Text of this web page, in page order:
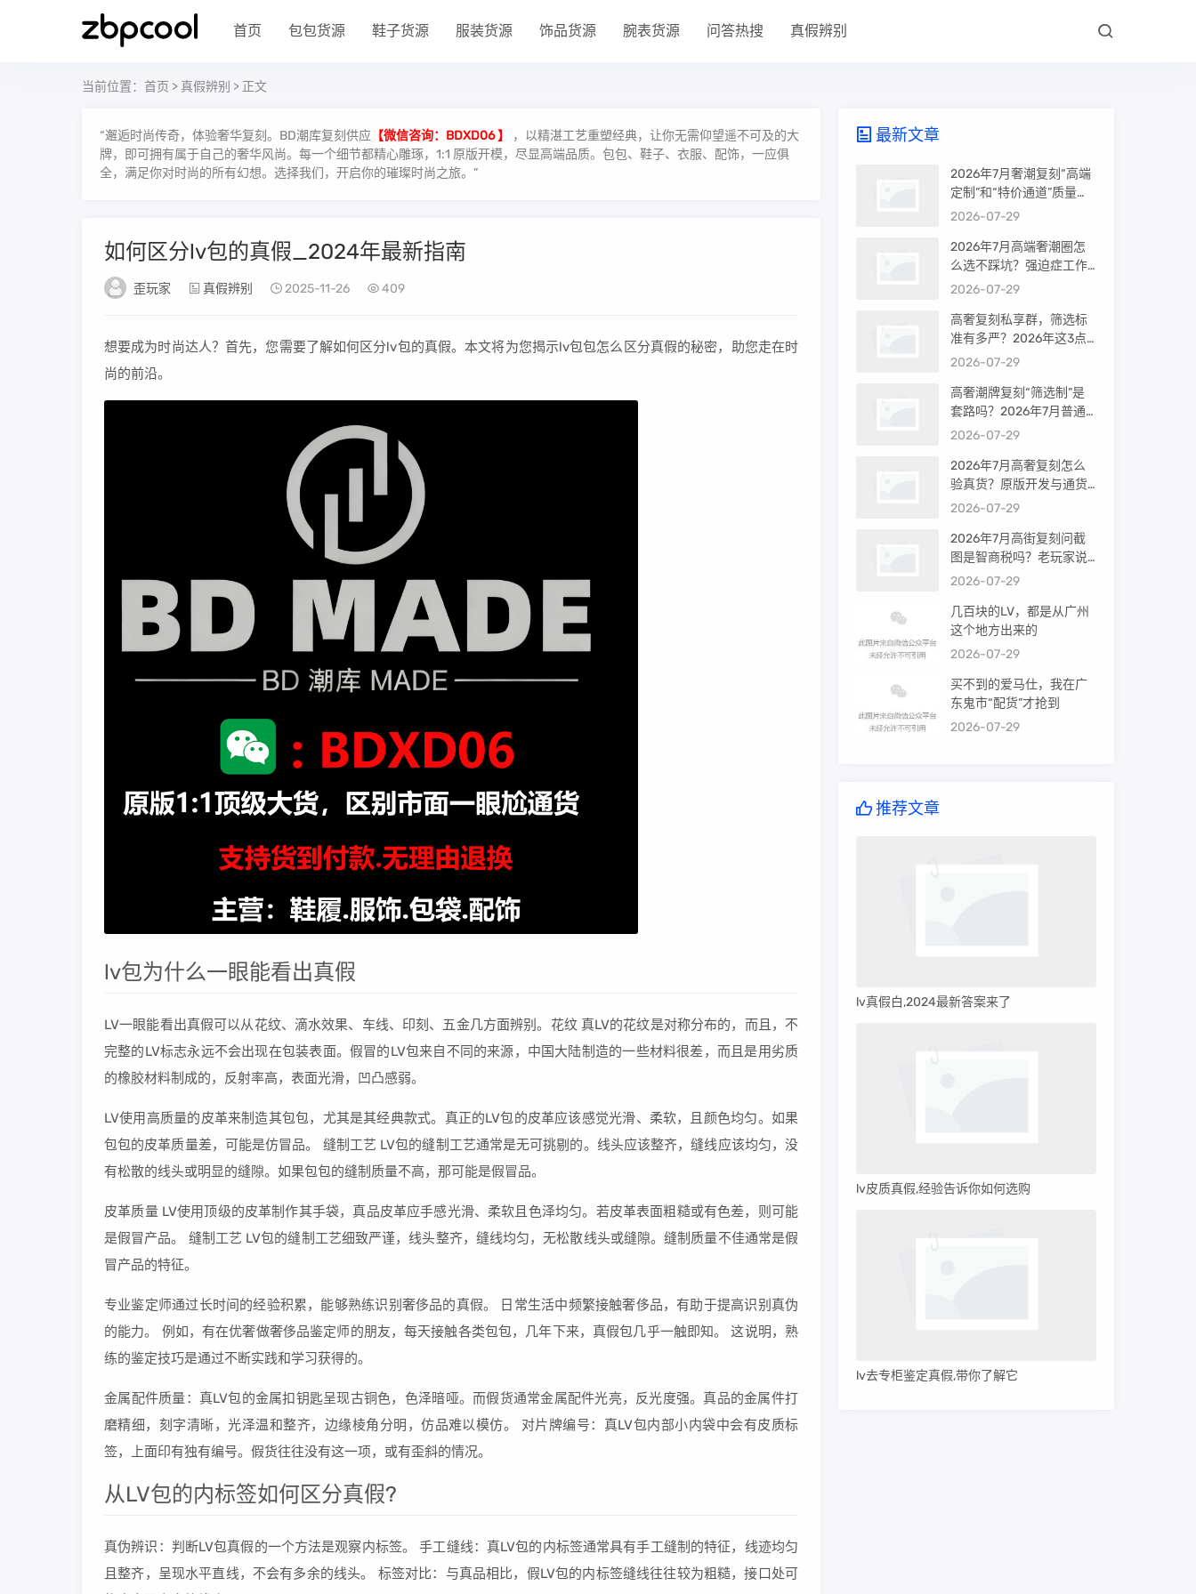
首页 包包货源 鞋子货源 服装货源 饰品货源 腕表货源 问答热搜 真假辨别
当前位置： 首页 > 真假辨别 > 正文
“邂逅时尚传奇，体验奢华复刻。BD潮库复刻供应 【微信咨询：BDXD06 】
，以精湛工艺重塑经典，让你无需仰望遥不可及的大
牌，即可拥有属于自己的奢华风尚。每一个细节都精心雕琢，1:1 原版开模，尽显高端品质。包包、鞋子、衣服、配饰，一应俱
全，满足你对时尚的所有幻想。选择我们，开启你的璀璨时尚之旅。”
如何区分lv包的真假_2024年最新指南
歪玩家 真假辨别 2025-11-26 409
想要成为时尚达人？首先，您需要了解如何区分lv包的真假。本文将为您揭示lv包包怎么区分真假的秘密，助您走在时
尚的前沿。
lv包为什么一眼能看出真假
LV一眼能看出真假可以从花纹、滴水效果、车线、印刻、五金几方面辨别。花纹 真LV的花纹是对称分布的，而且，不
完整的LV标志永远不会出现在包装表面。假冒的LV包来自不同的来源，中国大陆制造的一些材料很差，而且是用劣质
的橡胶材料制成的，反射率高，表面光滑，凹凸感弱。
LV使用高质量的皮革来制造其包包，尤其是其经典款式。真正的LV包的皮革应该感觉光滑、柔软，且颜色均匀。如果
包包的皮革质量差，可能是仿冒品。 缝制工艺 LV包的缝制工艺通常是无可挑剔的。线头应该整齐，缝线应该均匀，没
有松散的线头或明显的缝隙。如果包包的缝制质量不高，那可能是假冒品。
皮革质量 LV使用顶级的皮革制作其手袋，真品皮革应手感光滑、柔软且色泽均匀。若皮革表面粗糙或有色差，则可能
是假冒产品。 缝制工艺 LV包的缝制工艺细致严谨，线头整齐，缝线均匀，无松散线头或缝隙。缝制质量不佳通常是假
冒产品的特征。
专业鉴定师通过长时间的经验积累，能够熟练识别奢侈品的真假。 日常生活中频繁接触奢侈品，有助于提高识别真伪
的能力。 例如，有在优奢做奢侈品鉴定师的朋友，每天接触各类包包，几年下来，真假包几乎一触即知。 这说明，熟
练的鉴定技巧是通过不断实践和学习获得的。
金属配件质量：真LV包的金属扣钥匙呈现古铜色，色泽暗哑。而假货通常金属配件光亮，反光度强。真品的金属件打
磨精细，刻字清晰，光泽温和整齐，边缘棱角分明，仿品难以模仿。 对片牌编号：真LV包内部小内袋中会有皮质标
签，上面印有独有编号。假货往往没有这一项，或有歪斜的情况。
从LV包的内标签如何区分真假?
真伪辨识：判断LV包真假的一个方法是观察内标签。 手工缝线：真LV包的内标签通常具有手工缝制的特征，线迹均匀
且整齐，呈现水平直线，不会有多余的线头。 标签对比：与真品相比，假LV包的内标签缝线往往较为粗糙，接口处可
最新文章
2026年7月奢潮复刻“高端
定制”和“特价通道”质量差
很多吗？内行人说出真相
2026-07-29
2026年7月高端奢潮圈怎
么选不踩坑？强迫症工作
室的筛选机制是真相还是
2026-07-29
高奢复刻私享群，筛选标
准有多严？2026年这3点
才是真相
2026-07-29
高奢潮牌复刻“筛选制”是
套路吗？2026年7月普通
买家能进高端群吗？
2026-07-29
2026年7月高奢复刻怎么
验真货？原版开发与通货
差距到底多大
2026-07-29
2026年7月高街复刻问截
图是智商税吗？老玩家说
出真相
2026-07-29
几百块的LV，都是从广州
这个地方出来的
2026-07-29
买不到的爱马仕，我在广
东鬼市“配货”才抢到
2026-07-29
推荐文章
lv真假白,2024最新答案来了
lv皮质真假,经验告诉你如何选购
lv去专柜鉴定真假,带你了解它